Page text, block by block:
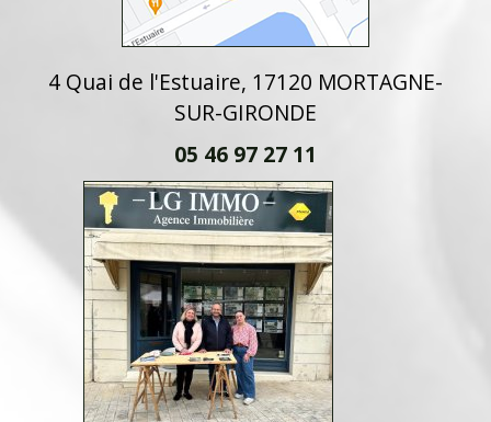
4 Quai de l'Estuaire, 17120 MORTAGNE-
SUR-GIRONDE
05 46 97 27 11